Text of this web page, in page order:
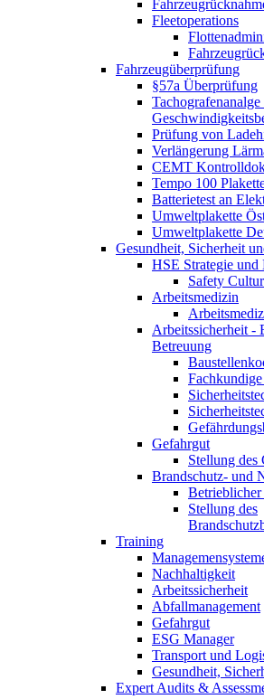
Fleetoperations
Fahrzeugüberprüfung
§57a Überprüfung
Prüfung von
Verlängerung
CEMT
Tempo 100
Batterietest an
Umweltplakette
Umweltplakette
Gesundheit, Sicherheit
HSE Strategie und
Safety
Arbeitsmedizin
Arbeitssicherheit -
Betreuung
Gefahrgut
Stellung des
Brandschutz- und
Stellung des
Training
Nachhaltigkeit
Arbeitssicherheit
Abfallmanagement
Gefahrgut
ESG Manager
Transport und
Gesundheit,
Expert Audits &